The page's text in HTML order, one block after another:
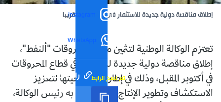
Instagram
WhatsApp
رابط مختصر تم نسخ الرابط
إطلاق مناقصة دولية جديدة للاستثمار في المحروقات قريبا
تعتزم الوكالة الوطنية لتثمين موارد المحروقات "ألنفط"،
إطلاق مناقصة دولية جديدة للاستثمار في قطاع المحروقات
في أكتوبر المقبل، وذلك في إطار استراتيجيتها لتعزيز
الاستكشاف وتطوير الإنتاج، حسبما أفاد به رئيس الوكالة،